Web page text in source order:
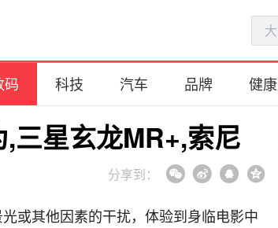
三星玄龙MR+,索尼
分享到：
或其他因素的干扰，体验到身临电影中
码 科技 汽车 品牌 健康